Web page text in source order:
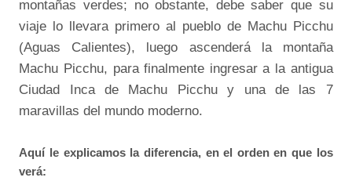
montañas verdes; no obstante, debe saber que su
viaje lo llevara primero al pueblo de Machu Picchu
(Aguas Calientes), luego ascenderá la montaña
Machu Picchu, para finalmente ingresar a la antigua
Ciudad Inca de Machu Picchu y una de las 7
maravillas del mundo moderno.
Aquí le explicamos la diferencia, en el orden en que los
verá: